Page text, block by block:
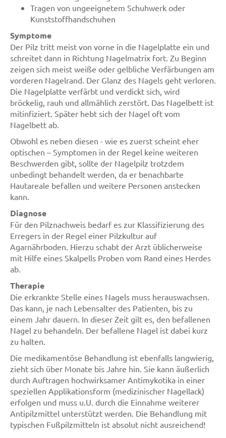
Tragen von ungeeignetem Schuhwerk oder
Kunststoffhandschuhen
Symptome
Der Pilz tritt meist von vorne in die Nagelplatte ein und
schreitet dann in Richtung Nagelmatrix fort. Zu Beginn
zeigen sich meist weiße oder gelbliche Verfärbungen am
vorderen Nagelrand. Der Glanz des Nagels geht verloren.
Die Nagelplatte verfärbt und verdickt sich, wird
bröckelig, rauh und allmählich zerstört. Das Nagelbett ist
mitinfiziert. Später hebt sich der Nagel oft vom
Nagelbett ab.
Obwohl es neben diesen - wie es zuerst scheint eher
optischen – Symptomen in der Regel keine weiteren
Beschwerden gibt, sollte der Nagelpilz trotzdem
unbedingt behandelt werden, da er benachbarte
Hautareale befallen und weitere Personen anstecken
kann.
Diagnose
Für den Pilznachweis bedarf es zur Klassifizierung des
Erregers in der Regel einer Pilzkultur auf
Agarnährboden. Hierzu schabt der Arzt üblicherweise
mit Hilfe eines Skalpells Proben vom Rand eines Herdes
ab.
Therapie
Die erkrankte Stelle eines Nagels muss herauswachsen.
Das kann, je nach Lebensalter des Patienten, bis zu
einem Jahr dauern. In dieser Zeit gilt es, den befallenen
Nagel zu behandeln. Der befallene Nagel ist dabei kurz
zu halten.
Die medikamentöse Behandlung ist ebenfalls langwierig,
zieht sich über Monate bis Jahre hin. Sie kann äußerlich
durch Auftragen hochwirksamer Antimykotika in einer
speziellen Applikationsform (medizinischer Nagellack)
erfolgen und muss u.U. durch die Einnahme weiterer
Antipilzmittel unterstützt werden. Die Behandlung mit
typischen Fußpilzmitteln ist absolut nicht ausreichend!